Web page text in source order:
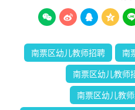
    
南票区幼儿教师招聘 南
南票区幼儿教师
南票区幼儿教